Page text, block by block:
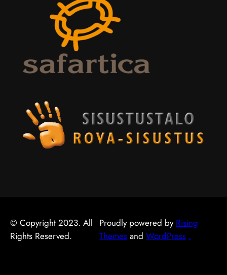
© Copyright 2023. All
Rights Reserved.
Proudly powered by Rising
Themes andWordPress .